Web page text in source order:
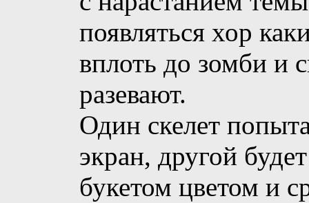
появляться хор
вплоть до зомби и
разевают.
Один скелет
экран, другой
букетом цветом и